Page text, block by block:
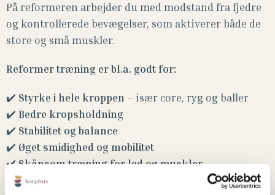
På reformeren arbejder du med modstand fra fjedre
og kontrollerede bevægelser, som aktiverer både de
store og små muskler.
Reformer træning er bl.a. godt for:
✔️ Styrke i hele kroppen – især core, ryg og baller
✔️ Bedre kropsholdning
✔️ Stabilitet og balance
✔️ Øget smidighed og mobilitet
✔️Skånsom træning for led og muskler
✔️Forebyggelse af skader